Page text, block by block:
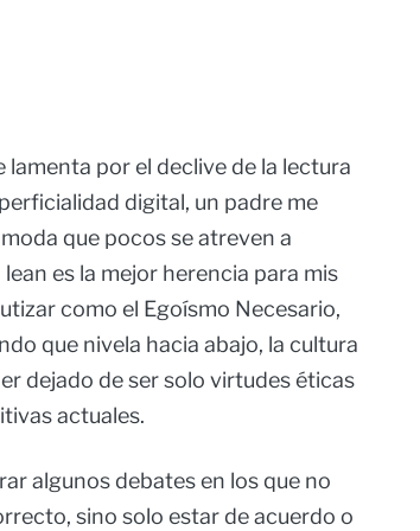
por el declive de la lectura
digital, un padre me
que pocos se atreven a
es la mejor herencia para mis
como el Egoísmo Necesario,
que nivela hacia abajo, la cultura
dejado de ser solo virtudes éticas
actuales.
algunos debates en los que no
sino solo estar de acuerdo o